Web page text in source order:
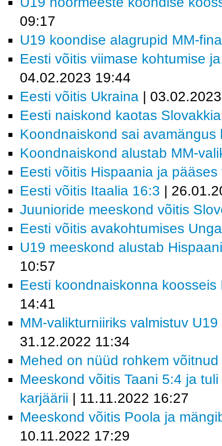
09:17
U19 koondise alagrupid MM-
Eesti võitis viimase kohtumise
04.02.2023 19:44
Eesti võitis Ukraina |
Eesti naiskond kaotas
Koondnaiskond sai avamängus
Koondnaiskond alustab MM-
Eesti võitis Hispaania ja
Eesti võitis Itaalia 16:3 |
Juunioride meeskond võitis
Eesti võitis avakohtumises
U19 meeskond alustab
10:57
Eesti koondnaiskonna koosseis
14:41
MM-valikturniiriks valmistuv
31.12.2022 11:34
Mehed on nüüd rohkem
Meeskond võitis Taani 5:4 ja
karjäärii | 11.11.2022 16:27
Meeskond võitis Poola ja
10.11.2022 17:29